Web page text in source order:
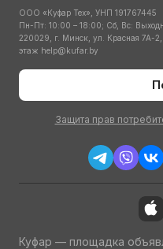
ООО «Куфар Тех», УНП 191767445
Пн-Пт: 10:00 – 18:00; Сб, Вс:
220029, г. Минск, ул. Красная 7А-
этаж help@kufar.by
Защита прав
Куфар — площадка